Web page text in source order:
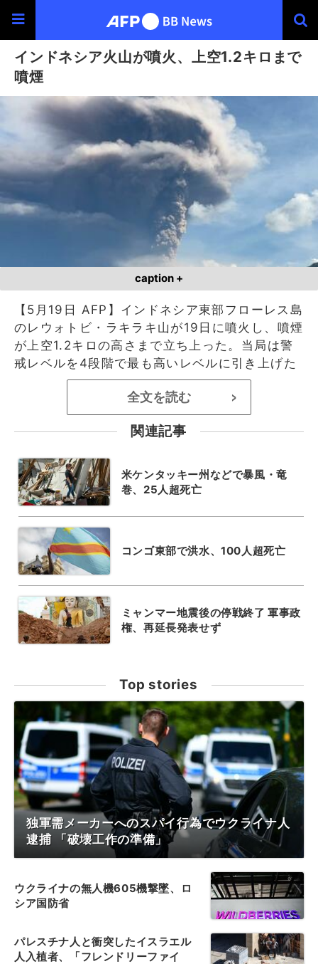
インドネシア火山が噴火、上空1.2キロまで
噴煙
caption +
【5月19日 AFP】インドネシア東部フローレス島
のレウォトビ・ラキラキ山が19日に噴火し、噴煙
が上空1.2キロの高さまで立ち上った。当局は警
戒レベルを4段階で最も高いレベルに引き上げた
全文を読む >
関連記事
米ケンタッキー州などで暴風・竜
巻、25人超死亡
コンゴ東部で洪水、100人超死亡
ミャンマー地震後の停戦終了 軍事政
権、再延長発表せず
Top stories
独軍需メーカーへのスパイ行為でウクライナ人
逮捕 「破壊工作の準備」
ウクライナの無人機605機撃墜、ロ
シア国防省
パレスチナ人と衝突したイスラエル
人入植者、「フレンドリーファイ